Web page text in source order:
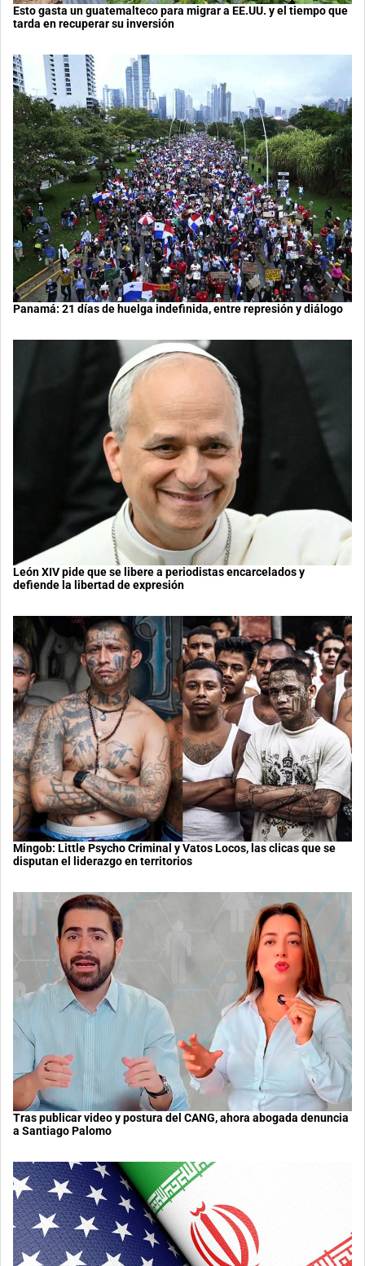
Esto gasta un guatemalteco para migrar a EE.UU. y el tiempo que
tarda en recuperar su inversión
Panamá: 21 días de huelga indefinida, entre represión y diálogo
León XIV pide que se libere a periodistas encarcelados y
defiende la libertad de expresión
Mingob: Little Psycho Criminal y Vatos Locos, las clicas que se
disputan el liderazgo en territorios
Tras publicar video y postura del CANG, ahora abogada denuncia
a Santiago Palomo